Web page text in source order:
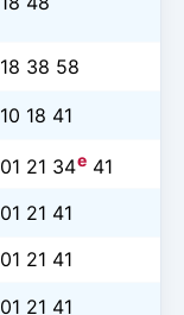
18 38 58
10 18 41
01 21 34e 41
01 21 41
01 21 41
01 21 41